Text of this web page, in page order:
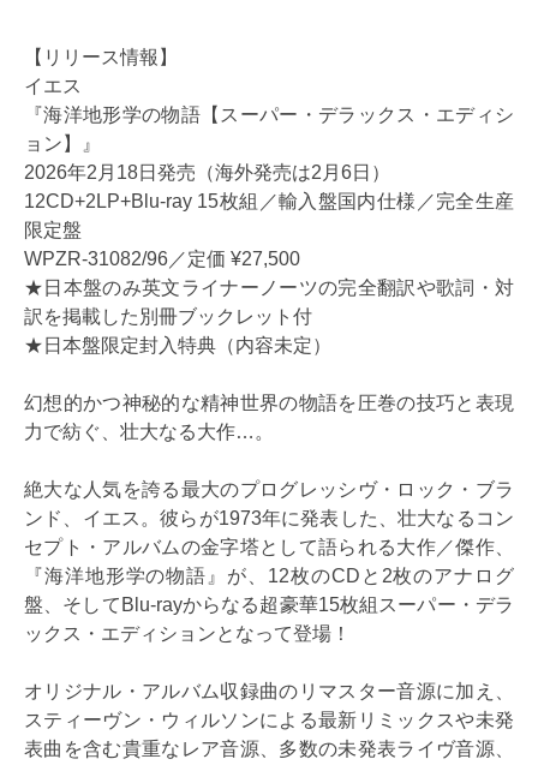
【リリース情報】
イエス
『海洋地形学の物語【スーパー・デラックス・エディシ
ョン】』
2026年2月18日発売（海外発売は2月6日）
12CD+2LP+Blu-ray 15枚組／輸入盤国内仕様／完全生産
限定盤
WPZR-31082/96／定価 ¥27,500
★日本盤のみ英文ライナーノーツの完全翻訳や歌詞・対
訳を掲載した別冊ブックレット付
★日本盤限定封入特典（内容未定）
幻想的かつ神秘的な精神世界の物語を圧巻の技巧と表現
力で紡ぐ、壮大なる大作…。
絶大な人気を誇る最大のプログレッシヴ・ロック・ブラ
ンド、イエス。彼らが1973年に発表した、壮大なるコン
セプト・アルバムの金字塔として語られる大作／傑作、
『海洋地形学の物語』が、12枚のCDと2枚のアナログ
盤、そしてBlu-rayからなる超豪華15枚組スーパー・デラ
ックス・エディションとなって登場！
オリジナル・アルバム収録曲のリマスター音源に加え、
スティーヴン・ウィルソンによる最新リミックスや未発
表曲を含む貴重なレア音源、多数の未発表ライヴ音源、